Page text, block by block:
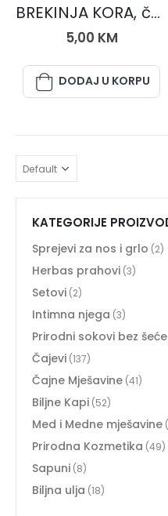
BREKINJA KORA, čaj 50 gr.
5,00 KM
DODAJ U KORPU
KATEGORIJE
Sprejevi za nos i grlo (2)
Herbas prahovi (3)
Setovi (2)
Intimna njega (3)
Prirodni sokovi bez
Čajevi (137)
Čajne Mješavine (41)
Biljne Kapi (52)
Med i Medne mješavine
Prirodna Kozmetika (49)
Sapuni (8)
Biljna ulja (18)